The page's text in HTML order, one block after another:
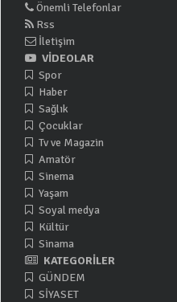
Önemli Telefonlar
Rss
İletişim
VİDEOLAR
Spor
Haber
Sağlık
Çocuklar
Tv ve Magazin
Amatör
Sinema
Yaşam
Soyal medya
Kültür
Sinama
KATEGORİLER
GÜNDEM
SİYASET